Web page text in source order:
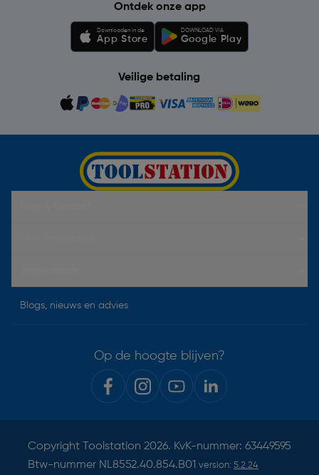
Ontdek onze app
Downloaden in de
App Store
DOWNLOAD VIA
Google Play
Veilige betaling
Blogs, nieuws en advies
Op de hoogte blijven?
Copyright Toolstation 2026. KvK-nummer: 63449595
Btw-nummer NL8552.40.854.B01 version: 5.2.24